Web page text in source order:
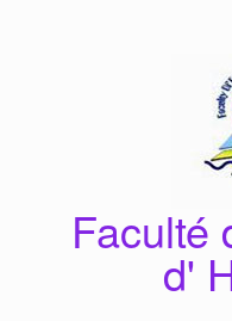
Faculté
d'